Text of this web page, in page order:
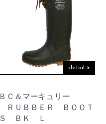
detail >
ＢＣ＆マーキュリー
ＲＵＢＢＥＲ ＢＯＯＴ
Ｓ ＢＫ Ｌ